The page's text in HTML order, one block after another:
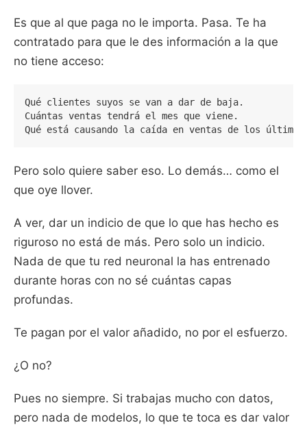
Es que al que paga no le importa. Pasa. Te ha
contratado para que le des información a la que
no tiene acceso:
Qué clientes suyos se van a dar de baja.
Cuántas ventas tendrá el mes que viene.
Pero solo quiere saber eso. Lo demás… como el
que oye llover.
A ver, dar un indicio de que lo que has hecho es
riguroso no está de más. Pero solo un indicio.
Nada de que tu red neuronal la has entrenado
durante horas con no sé cuántas capas
profundas.
Te pagan por el valor añadido, no por el esfuerzo.
¿O no?
Pues no siempre. Si trabajas mucho con datos,
pero nada de modelos, lo que te toca es dar valor